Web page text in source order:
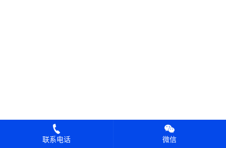
联系电话 微信